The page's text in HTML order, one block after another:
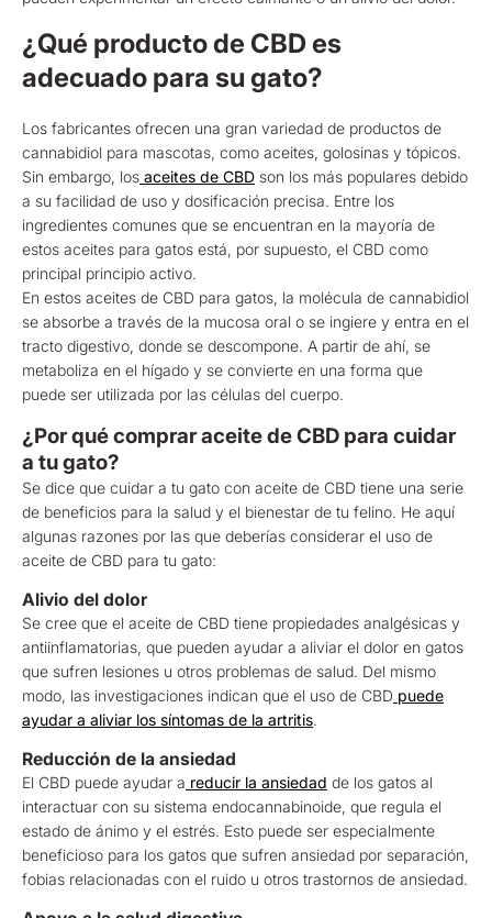
¿Qué producto de CBD es
adecuado para su gato?
Los fabricantes ofrecen una gran variedad de productos de
cannabidiol para mascotas, como aceites, golosinas y tópicos.
Sin embargo, los aceites de CBD son los más populares debido
a su facilidad de uso y dosificación precisa. Entre los
ingredientes comunes que se encuentran en la mayoría de
estos aceites para gatos está, por supuesto, el CBD como
principal principio activo.
En estos aceites de CBD para gatos, la molécula de cannabidiol
se absorbe a través de la mucosa oral o se ingiere y entra en el
tracto digestivo, donde se descompone. A partir de ahí, se
metaboliza en el hígado y se convierte en una forma que
puede ser utilizada por las células del cuerpo.
¿Por qué comprar aceite de CBD para cuidar
a tu gato?
Se dice que cuidar a tu gato con aceite de CBD tiene una serie
de beneficios para la salud y el bienestar de tu felino. He aquí
algunas razones por las que deberías considerar el uso de
aceite de CBD para tu gato:
Alivio del dolor
Se cree que el aceite de CBD tiene propiedades analgésicas y
antiinflamatorias, que pueden ayudar a aliviar el dolor en gatos
que sufren lesiones u otros problemas de salud. Del mismo
modo, las investigaciones indican que el uso de CBD puede
ayudar a aliviar los síntomas de la artritis.
Reducción de la ansiedad
El CBD puede ayudar a reducir la ansiedad de los gatos al
interactuar con su sistema endocannabinoide, que regula el
estado de ánimo y el estrés. Esto puede ser especialmente
beneficioso para los gatos que sufren ansiedad por separación,
fobias relacionadas con el ruido u otros trastornos de ansiedad.